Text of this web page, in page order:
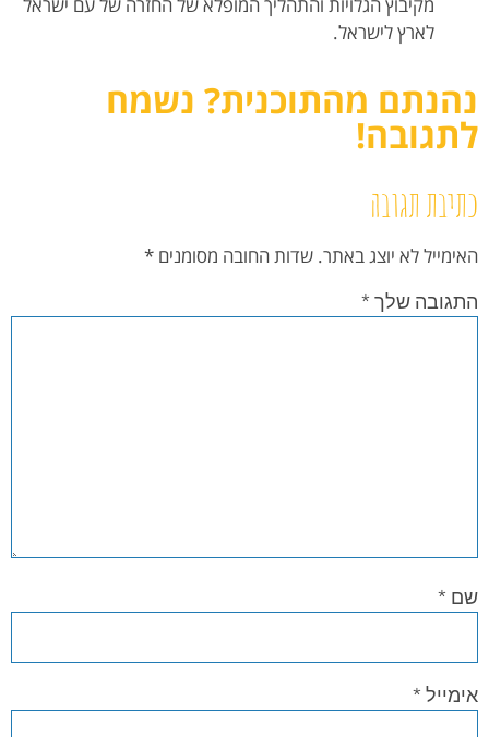
לארץ לישראל.
נהנתם מהתוכנית? נשמח
לתגובה!
כתיבת תגובה
האימייל לא יוצג באתר. שדות החובה מסומנים *
התגובה שלך *
שם *
אימייל *